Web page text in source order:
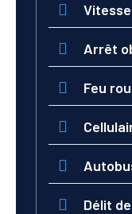
Arrêt
Feu
Délit